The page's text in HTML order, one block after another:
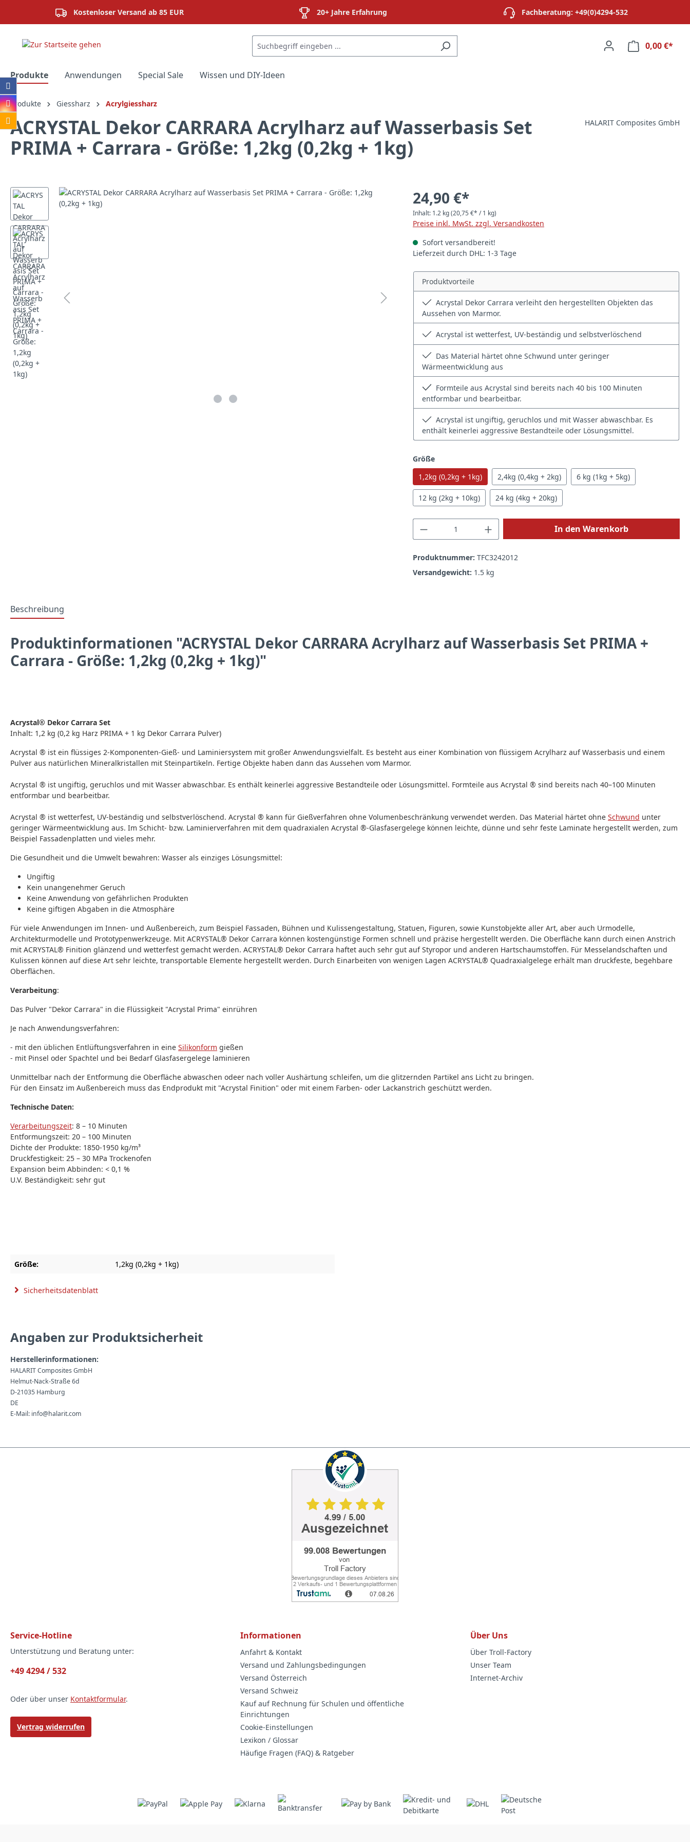
Zur Hauptnavigation springen
Kostenloser Versand ab 85 EUR 20+ Jahre Erfahrung Fachberatung: +49(0)4294-532
0,00 €*
Produkte Anwendungen Special Sale Wissen und DIY-Ideen
Produkte Giessharz Acrylgiessharz
ACRYSTAL Dekor CARRARA Acrylharz auf Wasserbasis Set
PRIMA + Carrara - Größe: 1,2kg (0,2kg + 1kg)
HALARIT Composites GmbH
Bildergalerie überspringen 24,90 €*
Inhalt: 1.2 kg(20,75 €* / 1 kg)
Preise inkl. MwSt. zzgl. Versandkosten
Sofort versandbereit!
Lieferzeit durch DHL: 1-3 Tage
Produktvorteile
Acrystal Dekor Carrara verleiht den hergestellten Objekten das
Aussehen von Marmor.
Acrystal ist wetterfest, UV-beständig und selbstverlöschend
Das Material härtet ohne Schwund unter geringer
Wärmeentwicklung aus
Formteile aus Acrystal sind bereits nach 40 bis 100 Minuten
entformbar und bearbeitbar.
Acrystal ist ungiftig, geruchlos und mit Wasser abwaschbar. Es
enthält keinerlei aggressive Bestandteile oder Lösungsmittel.
Größeauswählen
1,2kg (0,2kg + 1kg)
2,4kg (0,4kg + 2kg) 6 kg (1kg + 5kg)
12 kg (2kg + 10kg) 24 kg (4kg + 20kg)
Produkt Anzahl: Gib den gewünschten Wert
In den Warenkorb
Produktnummer: TFC3242012
Versandgewicht: 1.5 kg
Beschreibung
Produktinformationen "ACRYSTAL Dekor CARRARA Acrylharz auf Wasserbasis Set PRIMA +
Carrara - Größe: 1,2kg (0,2kg + 1kg)"
Acrystal® Dekor Carrara Set
Inhalt: 1,2 kg (0,2 kg Harz PRIMA + 1 kg Dekor Carrara Pulver)
Acrystal ® ist ein flüssiges 2-Komponenten-Gieß- und Laminiersystem mit großer Anwendungsvielfalt. Es besteht aus einer Kombination von flüssigem Acrylharz auf Wasserbasis und einem
Pulver aus natürlichen Mineralkristallen mit Steinpartikeln. Fertige Objekte haben dann das Aussehen vom Marmor.
Acrystal ® ist ungiftig, geruchlos und mit Wasser abwaschbar. Es enthält keinerlei aggressive Bestandteile oder Lösungsmittel. Formteile aus Acrystal ® sind bereits nach 40–100 Minuten
entformbar und bearbeitbar.
Acrystal ® ist wetterfest, UV-beständig und selbstverlöschend. Acrystal ® kann für Gießverfahren ohne Volumenbeschränkung verwendet werden. Das Material härtet ohne Schwund unter
geringer Wärmeentwicklung aus. Im Schicht- bzw. Laminierverfahren mit dem quadraxialen Acrystal ®-Glasfasergelege können leichte, dünne und sehr feste Laminate hergestellt werden, zum
Beispiel Fassadenplatten und vieles mehr.
Die Gesundheit und die Umwelt bewahren: Wasser als einziges Lösungsmittel:
Ungiftig
Kein unangenehmer Geruch
Keine Anwendung von gefährlichen Produkten
Keine giftigen Abgaben in die Atmosphäre
Für viele Anwendungen im Innen- und Außenbereich, zum Beispiel Fassaden, Bühnen und Kulissengestaltung, Statuen, Figuren, sowie Kunstobjekte aller Art, aber auch Urmodelle,
Architekturmodelle und Prototypenwerkzeuge. Mit ACRYSTAL® Dekor Carrara können kostengünstige Formen schnell und präzise hergestellt werden. Die Oberfläche kann durch einen Anstrich
mit ACRYSTAL® Finition glänzend und wetterfest gemacht werden. ACRYSTAL® Dekor Carrara haftet auch sehr gut auf Styropor und anderen Hartschaumstoffen. Für Messelandschaften und
Kulissen können auf diese Art sehr leichte, transportable Elemente hergestellt werden. Durch Einarbeiten von wenigen Lagen ACRYSTAL® Quadraxialgelege erhält man druckfeste, begehbare
Oberflächen.
Verarbeitung:
Das Pulver "Dekor Carrara" in die Flüssigkeit "Acrystal Prima" einrühren
Je nach Anwendungsverfahren:
- mit den üblichen Entlüftungsverfahren in eine Silikonform gießen
- mit Pinsel oder Spachtel und bei Bedarf Glasfasergelege laminieren
Unmittelbar nach der Entformung die Oberfläche abwaschen odeer nach voller Aushärtung schleifen, um die glitzernden Partikel ans Licht zu bringen.
Für den Einsatz im Außenbereich muss das Endprodukt mit "Acrystal Finition" oder mit einem Farben- oder Lackanstrich geschützt werden.
Technische Daten:
Verarbeitungszeit: 8 – 10 Minuten
Entformungszeit: 20 – 100 Minuten
Dichte der Produkte: 1850-1950 kg/m³
Druckfestigkeit: 25 – 30 MPa Trockenofen
Expansion beim Abbinden: < 0,1 %
U.V. Beständigkeit: sehr gut
Größe: 1,2kg (0,2kg + 1kg)
Sicherheitsdatenblatt
Angaben zur Produktsicherheit
Herstellerinformationen:
HALARIT Composites GmbH
Helmut-Nack-Straße 6d
D-21035 Hamburg
DE
E-Mail: info@halarit.com
Service-Hotline
Unterstützung und Beratung unter:
+49 4294 / 532
Oder über unser Kontaktformular.
Vertrag widerrufen
Informationen
Anfahrt & Kontakt
Versand und Zahlungsbedingungen
Versand Österreich
Versand Schweiz
Kauf auf Rechnung für Schulen und öffentliche
Einrichtungen
Cookie-Einstellungen
Lexikon / Glossar
Häufige Fragen (FAQ) & Ratgeber
Über Uns
Über Troll-Factory
Unser Team
Internet-Archiv